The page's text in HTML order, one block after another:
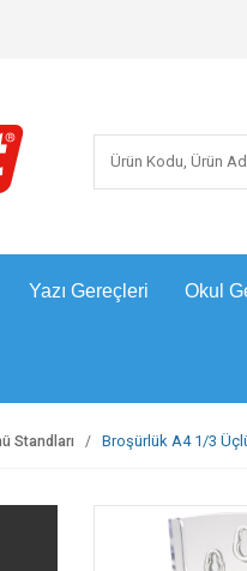
Yazı Gereçleri Okul
Standları Broşürlük A4 1/3